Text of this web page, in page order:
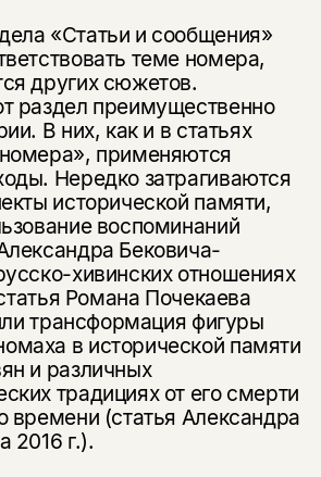
«Статьи и сообщения»
теме номера,
других сюжетов.
раздел преимущественно
В них, как и в статьях
применяются
Нередко затрагиваются
исторической памяти,
воспоминаний
Бековича-
хивинских отношениях
Романа Почекаева
трансформация фигуры
в исторической памяти
и различных
традициях от его смерти
времени (статья Александра
2016 г.).